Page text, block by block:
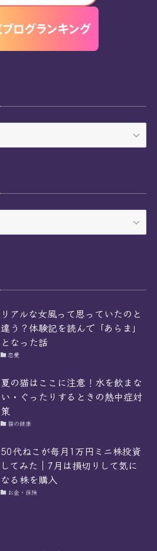
リアルな女風って思っていたのと
違う？体験記を読んで「あらま」
となった話
恋愛
夏の猫はここに注意！水を飲まな
い・ぐったりするときの熱中症対
策
猫の健康
50代ねこが毎月1万円ミニ株投資
してみた｜7月は損切りして気に
なる株を購入
お金・保険